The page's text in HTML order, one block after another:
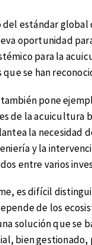
del estándar global
oportunidad
para la
se han
pone
de la acuicultura
la necesidad
y la
entre varios
es difícil
de los
solución que se
bien gestionado,